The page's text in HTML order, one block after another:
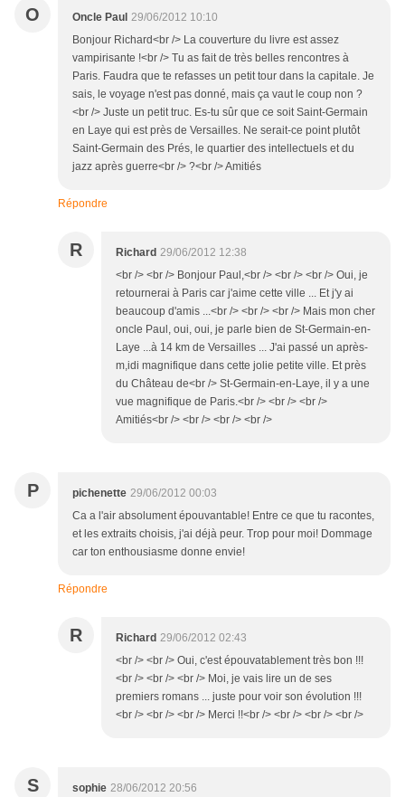
O Oncle Paul 29/06/2012 10:10
Bonjour Richard<br /> La couverture du livre est assez
vampirisante !<br /> Tu as fait de très belles rencontres à
Paris. Faudra que te refasses un petit tour dans la capitale. Je
sais, le voyage n'est pas donné, mais ça vaut le coup non ?
<br /> Juste un petit truc. Es-tu sûr que ce soit Saint-Germain
en Laye qui est près de Versailles. Ne serait-ce point plutôt
Saint-Germain des Prés, le quartier des intellectuels et du
jazz après guerre<br /> ?<br /> Amitiés
Répondre
R Richard 29/06/2012 12:38
<br /> <br /> Bonjour Paul,<br /> <br /> <br /> Oui, je
retournerai à Paris car j'aime cette ville ... Et j'y ai
beaucoup d'amis ...<br /> <br /> <br /> Mais mon cher
oncle Paul, oui, oui, je parle bien de St-Germain-en-
Laye ...à 14 km de Versailles ... J'ai passé un après-
m,idi magnifique dans cette jolie petite ville. Et près
du Château de<br /> St-Germain-en-Laye, il y a une
vue magnifique de Paris.<br /> <br /> <br />
Amitiés<br /> <br /> <br /> <br />
P pichenette 29/06/2012 00:03
Ca a l'air absolument épouvantable! Entre ce que tu racontes,
et les extraits choisis, j'ai déjà peur. Trop pour moi! Dommage
car ton enthousiasme donne envie!
Répondre
R Richard 29/06/2012 02:43
<br /> <br /> Oui, c'est épouvatablement très bon !!!
<br /> <br /> <br /> Moi, je vais lire un de ses
premiers romans ... juste pour voir son évolution !!!
<br /> <br /> <br /> Merci !!<br /> <br /> <br /> <br />
S sophie 28/06/2012 20:56